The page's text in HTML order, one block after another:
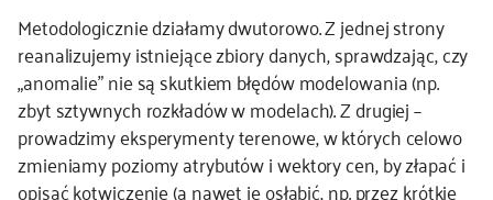
Metodologicznie działamy dwutorowo. Z jednej strony
reanalizujemy istniejące zbiory danych, sprawdzając, czy
„anomalie” nie są skutkiem błędów modelowania (np.
zbyt sztywnych rozkładów w modelach). Z drugiej –
prowadzimy eksperymenty terenowe, w których celowo
zmieniamy poziomy atrybutów i wektory cen, by złapać i
opisać kotwiczenie (a nawet je osłabić, np. przez krótkie